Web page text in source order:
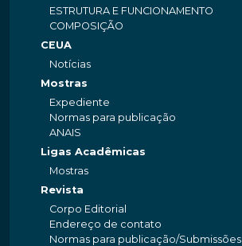
ESTRUTURA E FUNCIONAMENTO
COMPOSIÇÃO
CEUA
Notícias
Mostras
Expediente
Normas para publicação
ANAIS
Ligas Acadêmicas
Mostras
Revista
Corpo Editorial
Endereço de contato
Normas para publicação/Submissões